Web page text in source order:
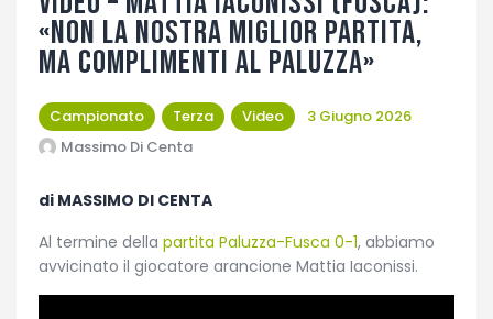
«Non la nostra miglior partita,
ma complimenti al Paluzza»
Campionato Terza Video
3 Giugno 2026
Massimo Di Centa
di MASSIMO DI CENTA
Al termine della partita Paluzza-Fusca 0-1, abbiamo
avvicinato il giocatore arancione Mattia Iaconissi.